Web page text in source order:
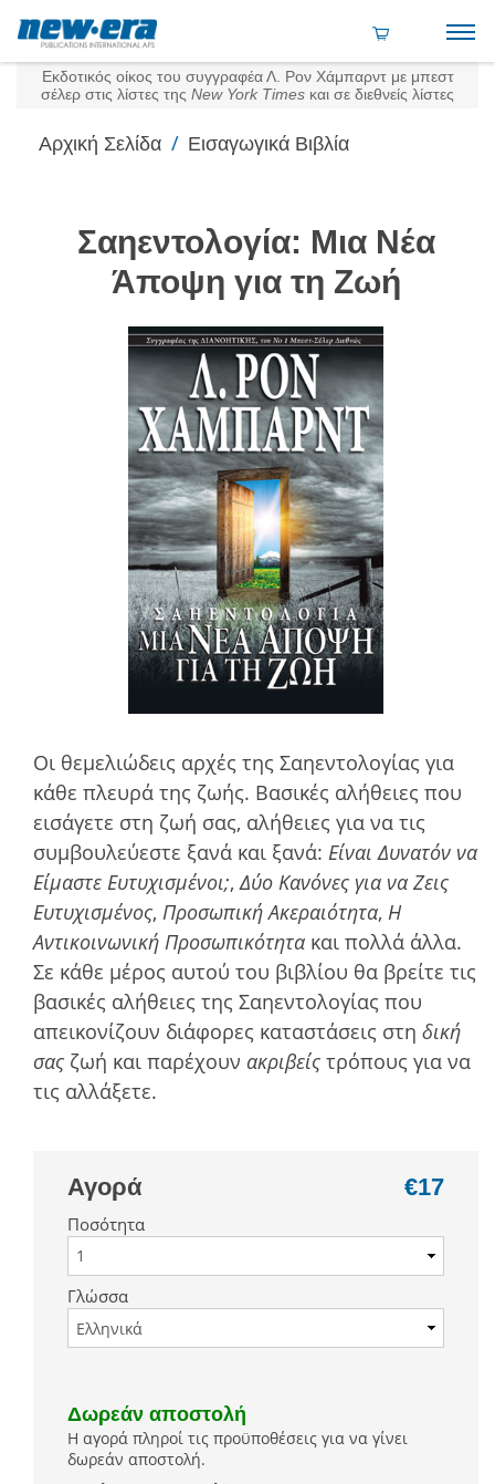
Εκδοτικός οίκος του συγγραφέα Λ. Ρον Χάμπαρντ με μπεστ
σέλερ στις λίστες της New York Times και σε διεθνείς λίστες
Αρχική Σελίδα / Εισαγωγικά Βιβλία
Σαηεντολογία: Μια Νέα
Άποψη για τη Ζωή
Οι θεµελιώδεις αρχές της Σαηεντολογίας για
κάθε πλευρά της ζωής. Βασικές αλήθειες που
εισάγετε στη ζωή σας, αλήθειες για να τις
συµβουλεύεστε ξανά και ξανά: Είναι Δυνατόν να
Είµαστε Ευτυχισµένοι;, Δύο Κανόνες για να Ζεις
Ευτυχισµένος, Προσωπική Ακεραιότητα, Η
Αντικοινωνική Προσωπικότητα και πολλά άλλα.
Σε κάθε µέρος αυτού του βιβλίου θα βρείτε τις
βασικές αλήθειες της Σαηεντολογίας που
απεικονίζουν διάφορες καταστάσεις στη δική
σας ζωή και παρέχουν ακριβείς τρόπους για να
τις αλλάξετε.
Αγορά €17
Ποσότητα
Γλώσσα
Δωρεάν αποστολή
Η αγορά πληροί τις προϋποθέσεις για να γίνει
δωρεάν αποστολή.